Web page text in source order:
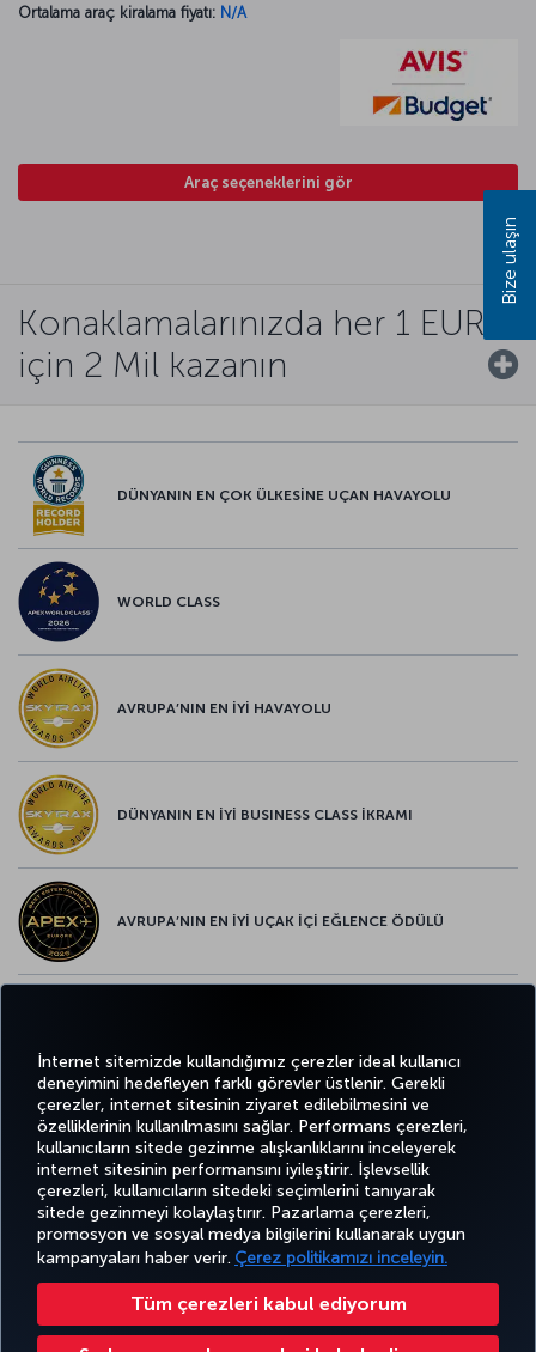
İnternet sitemizde kullandığımız çerezler ideal kullanıcı
deneyimini hedefleyen farklı görevler üstlenir. Gerekli
çerezler, internet sitesinin ziyaret edilebilmesini ve
özelliklerinin kullanılmasını sağlar. Performans çerezleri,
kullanıcıların sitede gezinme alışkanlıklarını inceleyerek
internet sitesinin performansını iyileştirir. İşlevsellik
çerezleri, kullanıcıların sitedeki seçimlerini tanıyarak
sitede gezinmeyi kolaylaştırır. Pazarlama çerezleri,
promosyon ve sosyal medya bilgilerini kullanarak uygun
kampanyaları haber verir. Çerez politikamızı inceleyin.
Tüm çerezleri kabul ediyorum
Ortalama araç kiralama fiyatı: N/A
Araç seçeneklerini gör
Konaklamalarınızda her 1 EUR
için 2 Mil kazanın
DÜNYANIN EN ÇOK ÜLKESİNE UÇAN HAVAYOLU
WORLD CLASS
AVRUPA’NIN EN İYİ HAVAYOLU
DÜNYANIN EN İYİ BUSINESS CLASS İKRAMI
AVRUPA’NIN EN İYİ UÇAK İÇİ EĞLENCE ÖDÜLÜ
TwitterFacebook
Instagram
YoutubeLinkedIn
TiktokBlogPinterest
BİLET
AL VE
YÖNET
DENEYİM
FIRSATLAR
VE UÇUŞ
NOKTALARI
YARDIM MILES&SMILES
Bilgi Toplumu Hizmetleri Erişilebilirlik Gizlilik ve Çerez Politikası Yasal Uyarı Yolcu Hakları
Bize ulaşın